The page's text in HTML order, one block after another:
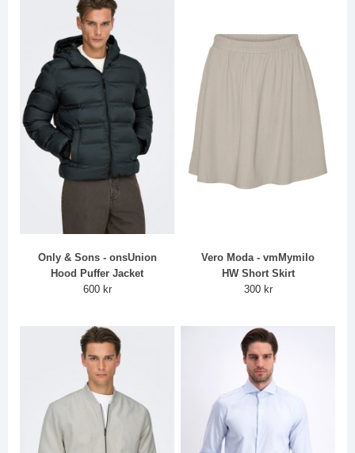
Only & Sons - onsUnion
Hood Puffer Jacket
600 kr
Vero Moda - vmMymilo
HW Short Skirt
300 kr